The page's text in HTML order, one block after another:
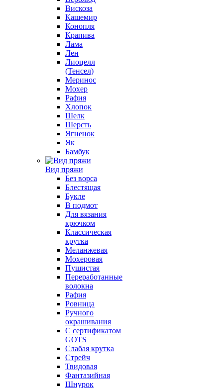
Вискоза
Кашемир
Конопля
Крапива
Лама
Лен
Лиоцелл
(Тенсел)
Меринос
Мохер
Рафия
Хлопок
Шелк
Шерсть
Ягненок
Як
Бамбук
Вид пряжи
Без ворса
Блестящая
Букле
В подмот
Для вязания
крючком
Классическая
крутка
Меланжевая
Мохеровая
Пушистая
Переработанные
волокна
Рафия
Ровница
Ручного
окрашивания
С сертификатом
GOTS
Слабая крутка
Стрейч
Твидовая
Фантазийная
Шнурок